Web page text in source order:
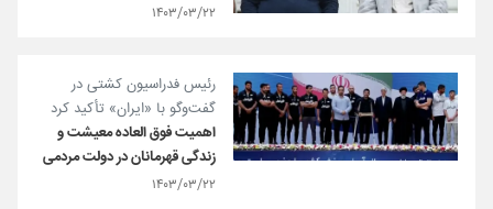
۱۴۰۳/۰۳/۲۲
رئیس فدراسیون کشتی در
گفت‌و‌گو با «ایران» تأکید کرد
اهمیت فوق العاده معیشت و
زندگی قهرمانان در دولت مردمی
۱۴۰۳/۰۳/۲۲